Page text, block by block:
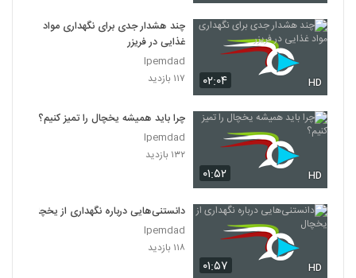
۰۲:۰۴ HD
چند هشدار جدی برای نگهداری مواد
غذایی در فریزر
Ipemdad
۱۱۷ بازدید
۰۱:۵۲ HD
چرا باید همیشه یخچال را تمیز کنیم؟
Ipemdad
۱۳۲ بازدید
۰۱:۵۷ HD
دانستنی‌هایی درباره نگهداری از یخچال
Ipemdad
۱۱۸ بازدید